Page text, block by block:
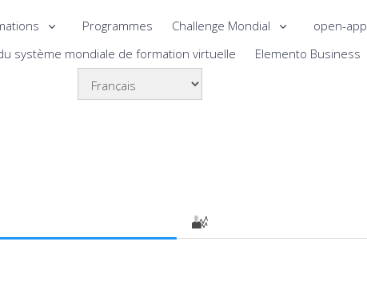
Programmes Challenge Mondial
open-app
système mondiale de formation virtuelle
Elemento Business